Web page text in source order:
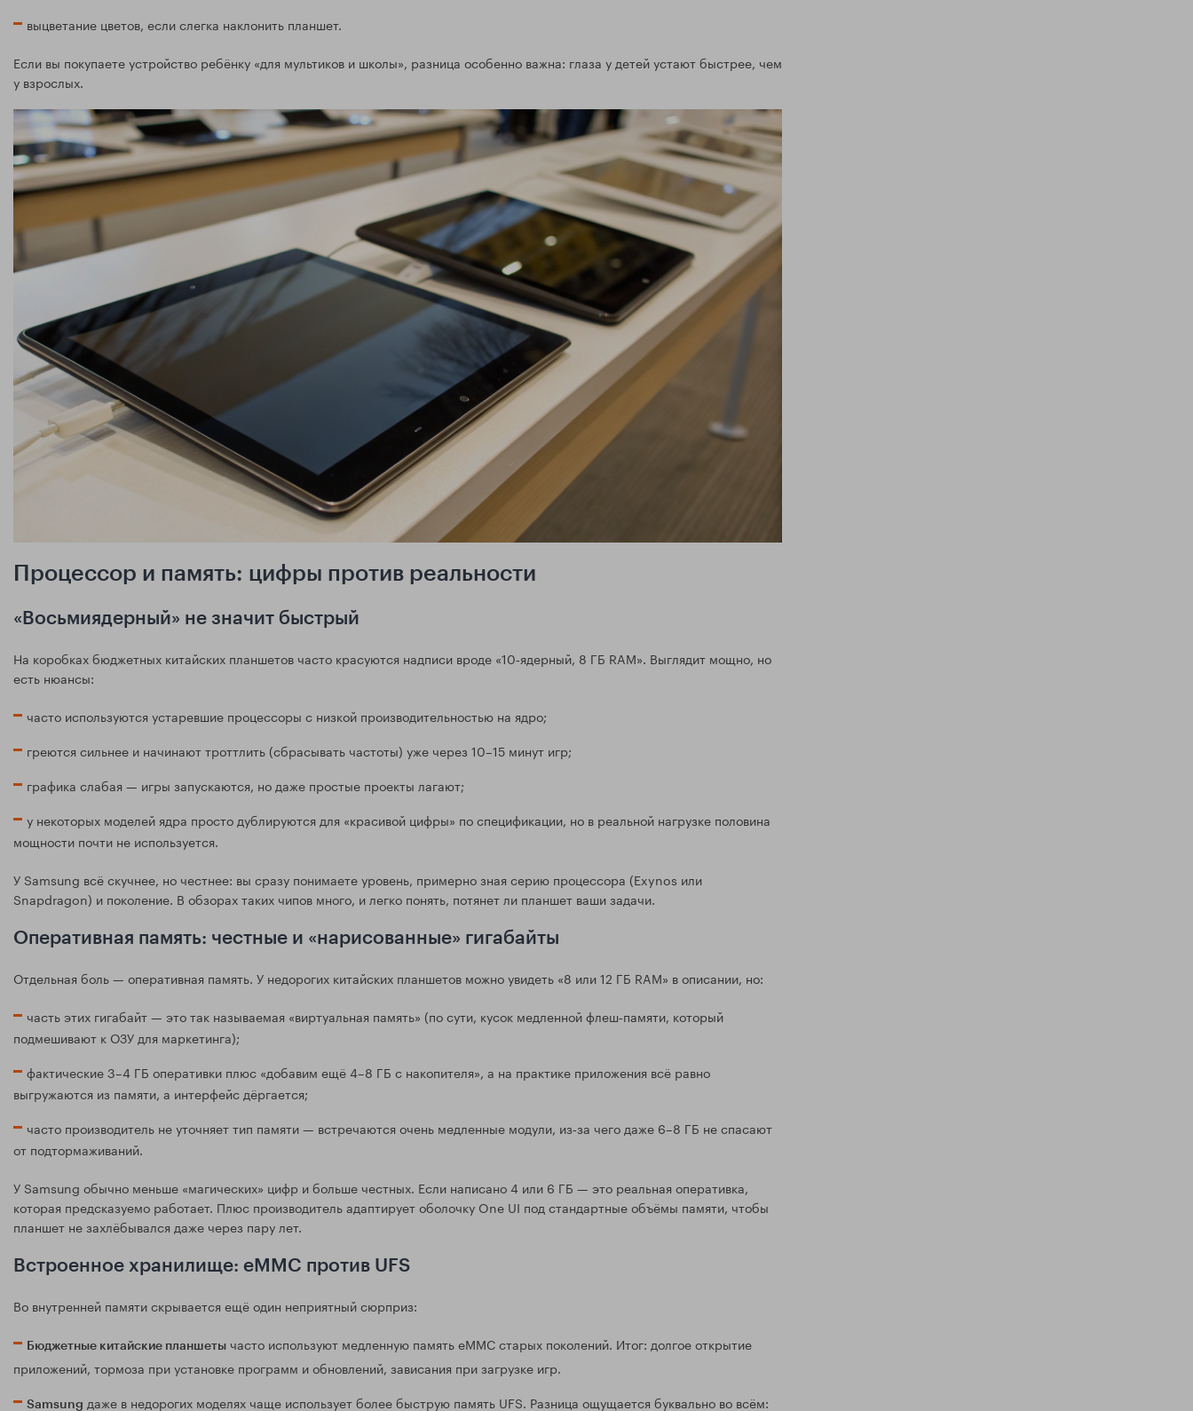
выцветание цветов, если слегка наклонить планшет.
Если вы покупаете устройство ребёнку «для мультиков и школы», разница особенно важна: глаза у детей устают быстрее, чем
у взрослых.
Процессор и память: цифры против реальности
«Восьмиядерный» не значит быстрый
На коробках бюджетных китайских планшетов часто красуются надписи вроде «10‑ядерный, 8 ГБ RAM». Выглядит мощно, но
есть нюансы:
часто используются устаревшие процессоры с низкой производительностью на ядро;
греются сильнее и начинают троттлить (сбрасывать частоты) уже через 10–15 минут игр;
графика слабая — игры запускаются, но даже простые проекты лагают;
у некоторых моделей ядра просто дублируются для «красивой цифры» по спецификации, но в реальной нагрузке половина
мощности почти не используется.
У Samsung всё скучнее, но честнее: вы сразу понимаете уровень, примерно зная серию процессора (Exynos или
Snapdragon) и поколение. В обзорах таких чипов много, и легко понять, потянет ли планшет ваши задачи.
Оперативная память: честные и «нарисованные» гигабайты
Отдельная боль — оперативная память. У недорогих китайских планшетов можно увидеть «8 или 12 ГБ RAM» в описании, но:
часть этих гигабайт — это так называемая «виртуальная память» (по сути, кусок медленной флеш‑памяти, который
подмешивают к ОЗУ для маркетинга);
фактические 3–4 ГБ оперативки плюс «добавим ещё 4–8 ГБ с накопителя», а на практике приложения всё равно
выгружаются из памяти, а интерфейс дёргается;
часто производитель не уточняет тип памяти — встречаются очень медленные модули, из‑за чего даже 6–8 ГБ не спасают
от подтормаживаний.
У Samsung обычно меньше «магических» цифр и больше честных. Если написано 4 или 6 ГБ — это реальная оперативка,
которая предсказуемо работает. Плюс производитель адаптирует оболочку One UI под стандартные объёмы памяти, чтобы
планшет не захлёбывался даже через пару лет.
Встроенное хранилище: eMMC против UFS
Во внутренней памяти скрывается ещё один неприятный сюрприз:
Бюджетные китайские планшеты часто используют медленную память eMMC старых поколений. Итог: долгое открытие
приложений, тормоза при установке программ и обновлений, зависания при загрузке игр.
Samsung даже в недорогих моделях чаще использует более быструю память UFS. Разница ощущается буквально во всём: